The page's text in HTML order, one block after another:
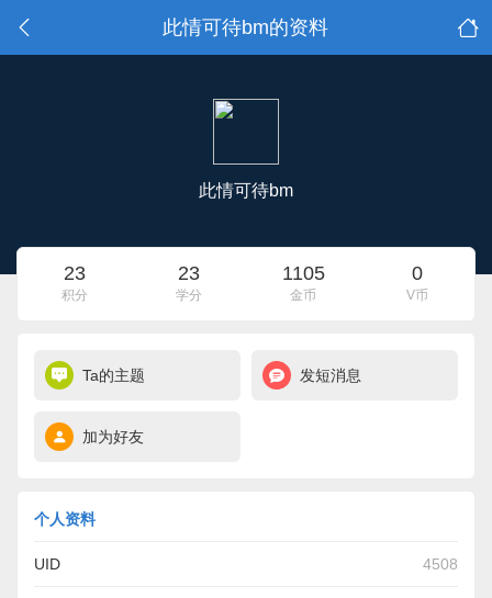
此情可待bm的资料
此情可待bm
23
积分
23
学分
1105
金币
0
V币
Ta的主题 发短消息
加为好友
个人资料
UID 4508